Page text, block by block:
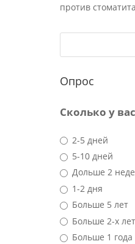
против
Опрос
Сколько у
2-5 дней
5-10 дней
Дольше 2
1-2 дня
Больше 5 лет
Больше 2-х лет
Больше 1 года